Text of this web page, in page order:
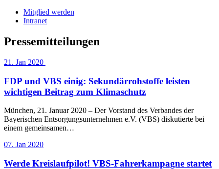
Mitglied werden
Intranet
Pressemitteilungen
21. Jan 2020
FDP und VBS einig: Sekundärrohstoffe leisten
wichtigen Beitrag zum Klimaschutz
München, 21. Januar 2020 – Der Vorstand des Verbandes der
Bayerischen Entsorgungsunternehmen e.V. (VBS) diskutierte bei
einem gemeinsamen…
07. Jan 2020
Werde Kreislaufpilot! VBS-Fahrerkampagne startet